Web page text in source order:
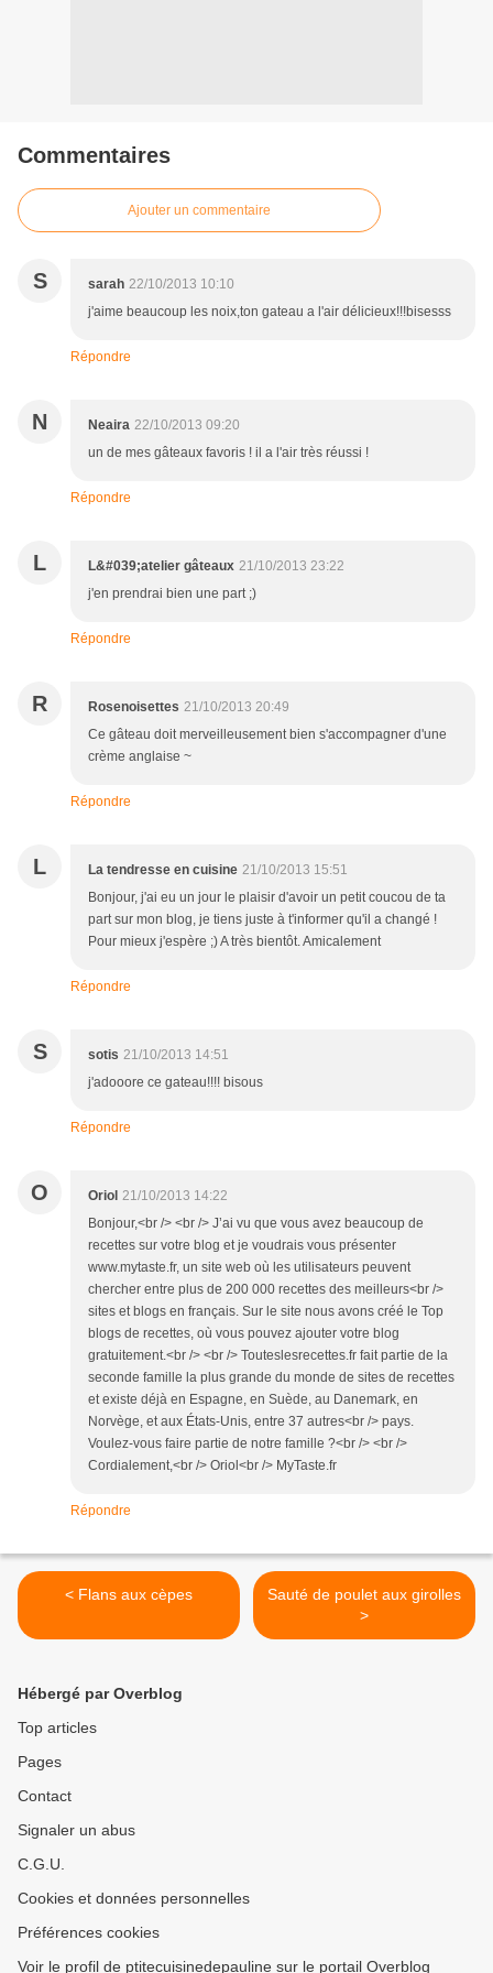
Commentaires
Ajouter un commentaire
S sarah 22/10/2013 10:10
j'aime beaucoup les noix,ton gateau a l'air délicieux!!!bisesss
Répondre
N Neaira 22/10/2013 09:20
un de mes gâteaux favoris ! il a l'air très réussi !
Répondre
L L&#039;atelier gâteaux 21/10/2013 23:22
j'en prendrai bien une part ;)
Répondre
R Rosenoisettes 21/10/2013 20:49
Ce gâteau doit merveilleusement bien s'accompagner d'une
crème anglaise ~
Répondre
L La tendresse en cuisine 21/10/2013 15:51
Bonjour, j'ai eu un jour le plaisir d'avoir un petit coucou de ta
part sur mon blog, je tiens juste à t'informer qu'il a changé !
Pour mieux j'espère ;) A très bientôt. Amicalement
Répondre
S sotis 21/10/2013 14:51
j'adooore ce gateau!!!! bisous
Répondre
O Oriol 21/10/2013 14:22
Bonjour,<br /> <br /> J’ai vu que vous avez beaucoup de
recettes sur votre blog et je voudrais vous présenter
www.mytaste.fr, un site web où les utilisateurs peuvent
chercher entre plus de 200 000 recettes des meilleurs<br />
sites et blogs en français. Sur le site nous avons créé le Top
blogs de recettes, où vous pouvez ajouter votre blog
gratuitement.<br /> <br /> Touteslesrecettes.fr fait partie de la
seconde famille la plus grande du monde de sites de recettes
et existe déjà en Espagne, en Suède, au Danemark, en
Norvège, et aux États-Unis, entre 37 autres<br /> pays.
Voulez-vous faire partie de notre famille ?<br /> <br />
Cordialement,<br /> Oriol<br /> MyTaste.fr
Répondre
< Flans aux cèpes
Sauté de poulet aux girolles
>
Hébergé par Overblog
Top articles
Pages
Contact
Signaler un abus
C.G.U.
Cookies et données personnelles
Préférences cookies
Voir le profil de ptitecuisinedepauline sur le portail Overblog